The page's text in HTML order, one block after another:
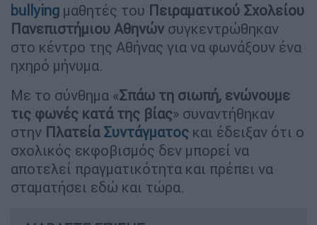
bullying μαθητές του Πειραματικού Σχολείου
Πανεπιστήμιου Αθηνών συγκεντρώθηκαν
στο κέντρο της Αθήνας για να φωνάξουν ένα
ηχηρό μήνυμα.
Με το σύνθημα «Σπάω τη σιωπή, ενώνουμε
τις φωνές κατά της βίας» συναντήθηκαν
στην Πλατεία Συντάγματος και έδειξαν ότι ο
σχολικός εκφοβισμός δεν μπορεί να
αποτελεί πραγματικότητα και πρέπει να
σταματήσει εδώ και τώρα.